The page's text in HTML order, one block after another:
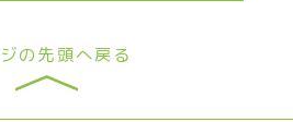
の先頭へ戻る